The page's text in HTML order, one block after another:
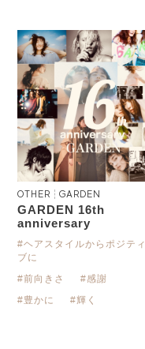
OTHER GARDEN
GARDEN 16th
anniversary
#ヘアスタイルからポジティ
ブに
#前向きさ
#感謝
#豊かに
#輝く